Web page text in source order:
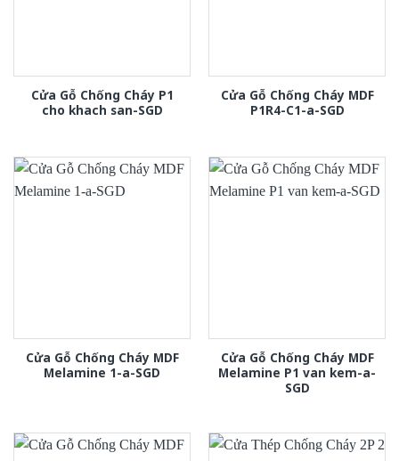
Cửa Gỗ Chống Cháy P1
cho khach san-SGD
Cửa Gỗ Chống Cháy MDF
P1R4-C1-a-SGD
Cửa Gỗ Chống Cháy MDF
Melamine 1-a-SGD
Cửa Gỗ Chống Cháy MDF
Melamine P1 van kem-a-
SGD